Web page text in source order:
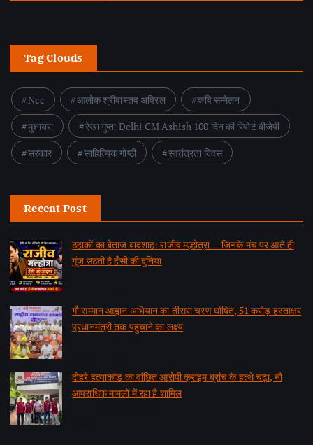
Tag Clouds
Ncc आलोक श्रीवास्तव अविरल
कवि सम्मेलन
मुशायरा
रेखा गुप्ता Delhi CM Ashish 100 दिन की रिपोर्ट बीजेपी
सरकार
साहित्यिक गोष्ठी स्वतंत्रता दिवस
Recent Post
ठहाकों का बेताज बादशाह: राजीव मल्होत्रा — जिनके मंच पर आते ही
गूंज उठती है हँसी की दुनिया
गौ सम्मान आह्वान अभियान का तीसरा चरण घोषित, 51 करोड़ हस्ताक्षर
प्रधानमंत्री तक पहुंचाने का लक्ष्य
दोहरे हत्याकांड का वांछित आरोपी क्राइम ब्रांच के हत्थे चढ़ा, नौ
आपराधिक मामलों में रहा है शामिल